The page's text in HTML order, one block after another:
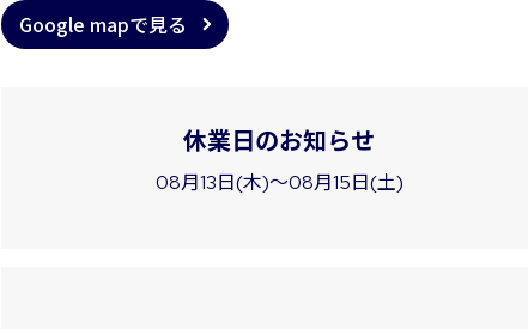
Google mapで見る
休業日のお知らせ
08月13日(木)～08月15日(土)